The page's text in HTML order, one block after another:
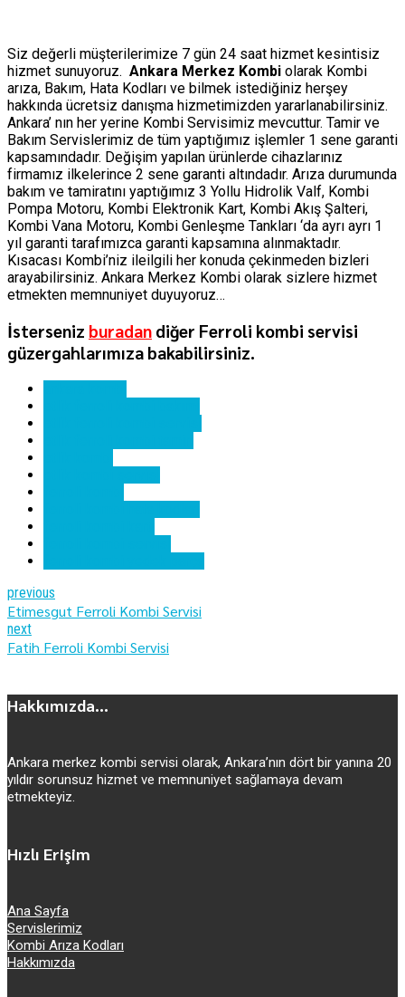
Siz değerli müşterilerimize 7 gün 24 saat hizmet kesintisiz
hizmet sunuyoruz. Ankara Merkez Kombi olarak Kombi
arıza, Bakım, Hata Kodları ve bilmek istediğiniz herşey
hakkında ücretsiz danışma hizmetimizden yararlanabilirsiniz.
Ankara’ nın her yerine Kombi Servisimiz mevcuttur. Tamir ve
Bakım Servislerimiz de tüm yaptığımız işlemler 1 sene garanti
kapsamındadır. Değişim yapılan ürünlerde cihazlarınız
firmamız ilkelerince 2 sene garanti altındadır. Arıza durumunda
bakım ve tamiratını yaptığımız 3 Yollu Hidrolik Valf, Kombi
Pompa Motoru, Kombi Elektronik Kart, Kombi Akış Şalteri,
Kombi Vana Motoru, Kombi Genleşme Tankları ‘da ayrı ayrı 1
yıl garanti tarafımızca garanti kapsamına alınmaktadır.
Kısacası Kombi’niz ileilgili her konuda çekinmeden bizleri
arayabilirsiniz. Ankara Merkez Kombi olarak sizlere hizmet
etmekten memnuniyet duyuyoruz…
İsterseniz buradan diğer Ferroli kombi servisi
güzergahlarımıza bakabilirsiniz.
previous
Etimesgut Ferroli Kombi Servisi
next
Fatih Ferroli Kombi Servisi
Hakkımızda...
Ankara merkez kombi servisi olarak, Ankara’nın dört bir yanına 20
yıldır sorunsuz hizmet ve memnuniyet sağlamaya devam
etmekteyiz.
Hızlı Erişim
Ana Sayfa
Servislerimiz
Kombi Arıza Kodları
Hakkımızda